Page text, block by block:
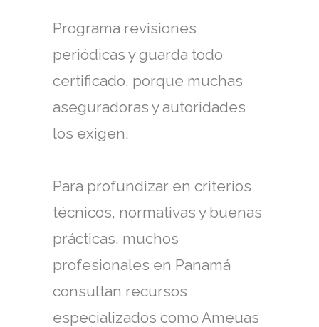
Programa revisiones
periódicas y guarda todo
certificado, porque muchas
aseguradoras y autoridades
los exigen.
Para profundizar en criterios
técnicos, normativas y buenas
prácticas, muchos
profesionales en Panamá
consultan recursos
especializados como Ameuas